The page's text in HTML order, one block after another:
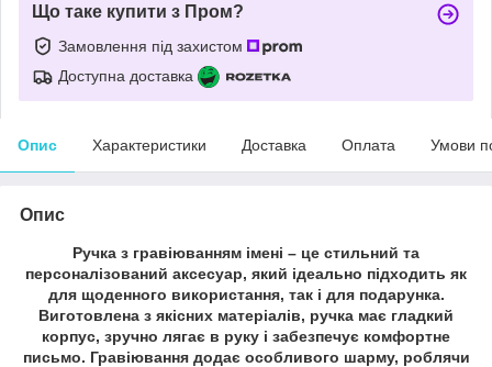
Що таке купити з Пром?
Замовлення під захистом
Доступна доставка
Опис Характеристики Доставка Оплата Умови
Опис
Ручка з гравіюванням імені – це стильний та
персоналізований аксесуар, який ідеально підходить як
для щоденного використання, так і для подарунка.
Виготовлена з якісних матеріалів, ручка має гладкий
корпус, зручно лягає в руку і забезпечує комфортне
письмо. Гравіювання додає особливого шарму, роблячи